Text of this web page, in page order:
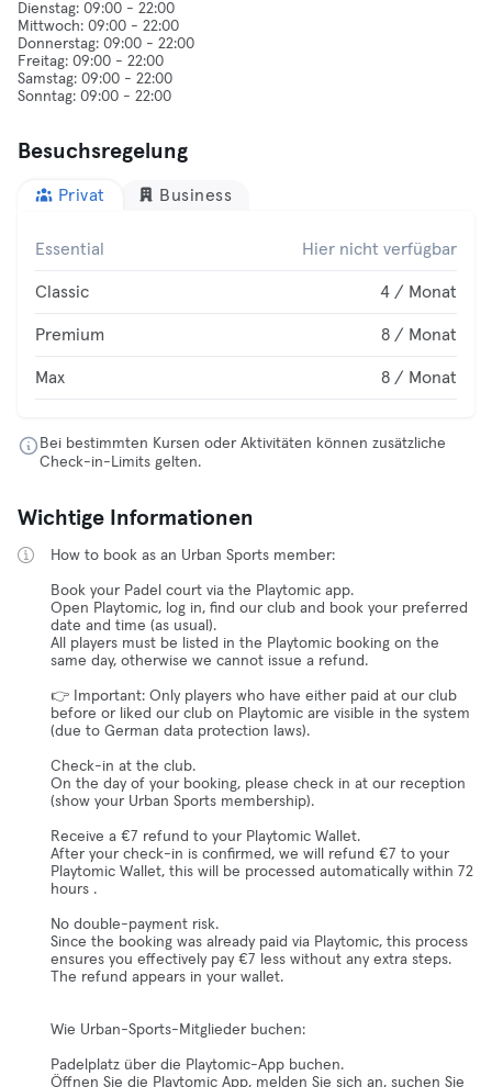
Dienstag: 09:00 - 22:00
Mittwoch: 09:00 - 22:00
Donnerstag: 09:00 - 22:00
Freitag: 09:00 - 22:00
Samstag: 09:00 - 22:00
Besuchsregelung
Privat Business
Essential Hier nicht verfügbar
Classic 4 / Monat
Premium 8 / Monat
Max 8 / Monat
Bei bestimmten Kursen oder Aktivitäten können zusätzliche
Check-in-Limits gelten.
Wichtige Informationen
How to book as an Urban Sports member:
Book your Padel court via the Playtomic app.
Open Playtomic, log in, find our club and book your preferred
date and time (as usual).
All players must be listed in the Playtomic booking on the
same day, otherwise we cannot issue a refund.
👉 Important: Only players who have either paid at our club
before or liked our club on Playtomic are visible in the system
(due to German data protection laws).
Check-in at the club.
On the day of your booking, please check in at our reception
(show your Urban Sports membership).
Receive a €7 refund to your Playtomic Wallet.
After your check-in is confirmed, we will refund €7 to your
Playtomic Wallet, this will be processed automatically within 72
hours .
No double-payment risk.
Since the booking was already paid via Playtomic, this process
ensures you effectively pay €7 less without any extra steps.
The refund appears in your wallet.
Wie Urban-Sports-Mitglieder buchen:
Padelplatz über die Playtomic-App buchen.
Öffnen Sie die Playtomic App, melden Sie sich an, suchen Sie